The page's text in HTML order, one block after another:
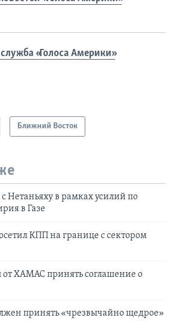
«Голоса Америки»
Ближний Восток
Нетаньяху в рамках усилий по
в Газе
КПП на границе с cектором
от ХАМАС принять соглашение о
принять «чрезвычайно щедрое»